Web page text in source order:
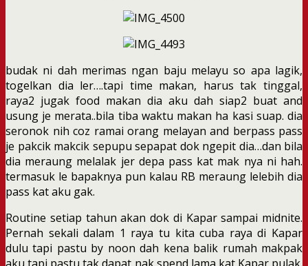
budak ni dah merimas ngan baju melayu so apa lagik,
togelkan dia ler….tapi time makan, harus tak tinggal,
raya2 jugak food makan dia aku dah siap2 buat and
usung je merata..bila tiba waktu makan ha kasi suap. dia
seronok nih coz ramai orang melayan and berpass pass
je pakcik makcik sepupu sepapat dok ngepit dia…dan bila
dia meraung melalak jer depa pass kat mak nya ni hah.
termasuk le bapaknya pun kalau RB meraung lelebih dia
pass kat aku gak.
Routine setiap tahun akan dok di Kapar sampai midnite.
Pernah sekali dalam 1 raya tu kita cuba raya di Kapar
dulu tapi pastu by noon dah kena balik rumah makpak